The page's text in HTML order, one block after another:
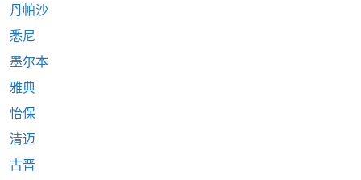
丹帕沙
悉尼
墨尔本
雅典
怡保
清迈
古晋